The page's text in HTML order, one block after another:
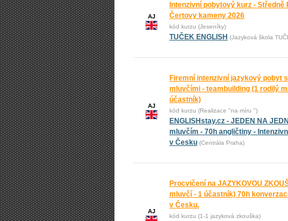
AJ
Intenzivní pobytový kurz - Středně
Čertovy kameny 2026
kód kurzu (Jeseníky)
TUČEK ENGLISH (Jazyková škola
AJ
Firemní intenzivní jazykový pobyt
mluvčími - teambuilding (1 rodilý
účastník)
kód kurzu (Realizace "na míru ")
ENGLISHstay.cz - JEDEN NA
mluvčím - 70h angličtiny -
v Česku (Centrála Praha)
AJ
Procvičení na JAZYKOVOU
mluvčí - 1 účastník) 70h
v Česku.
kód kurzu (1-1 jazyková zkouška)